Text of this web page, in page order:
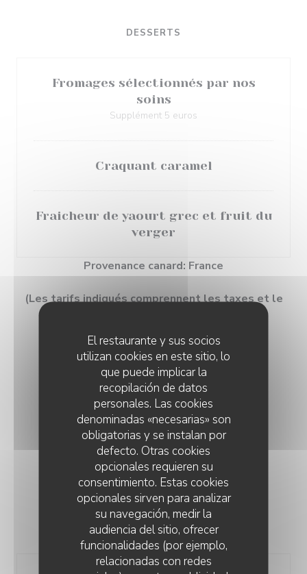
El restaurante y sus socios
utilizan cookies en este sitio, lo
que puede implicar la
recopilación de datos
personales. Las cookies
denominadas «necesarias» son
obligatorias y se instalan por
defecto. Otras cookies
opcionales requieren su
consentimiento. Estas cookies
opcionales sirven para analizar
su navegación, medir la
audiencia del sitio, ofrecer
funcionalidades (por ejemplo,
relacionadas con redes
DESSERTS
Fromages sélectionnés par nos
soins
Supplément 5 euros
Craquant caramel
Fraicheur de yaourt grec et fruit du
verger
Provenance canard: France
(Les tarifs indiqués comprennent les taxes et le
MENU DÉJEUNER
Du mercredi au vendredi midi uniquement
27,00 EUR
FORMULES